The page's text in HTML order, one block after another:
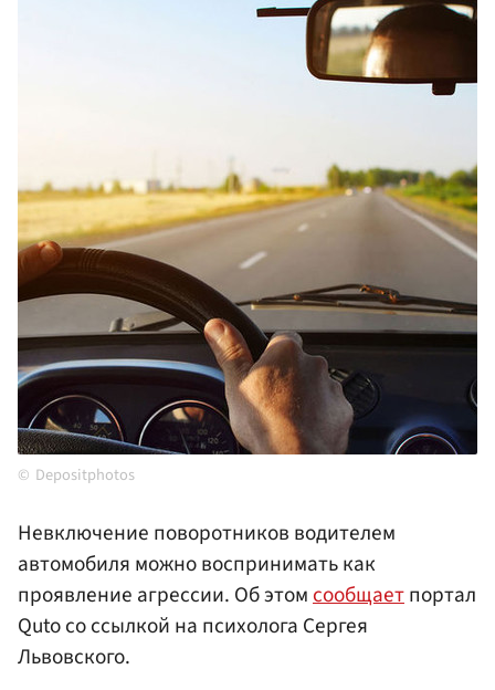
Depositphotos
Невключение поворотников водителем
автомобиля можно воспринимать как
проявление агрессии. Об этомсообщаетпортал
Quto со ссылкой на психолога Сергея
Львовского.